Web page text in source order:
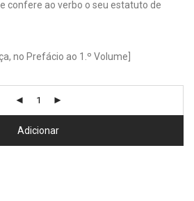
confere ao verbo o seu estatuto de
no Prefácio ao 1.º Volume]
Adicionar